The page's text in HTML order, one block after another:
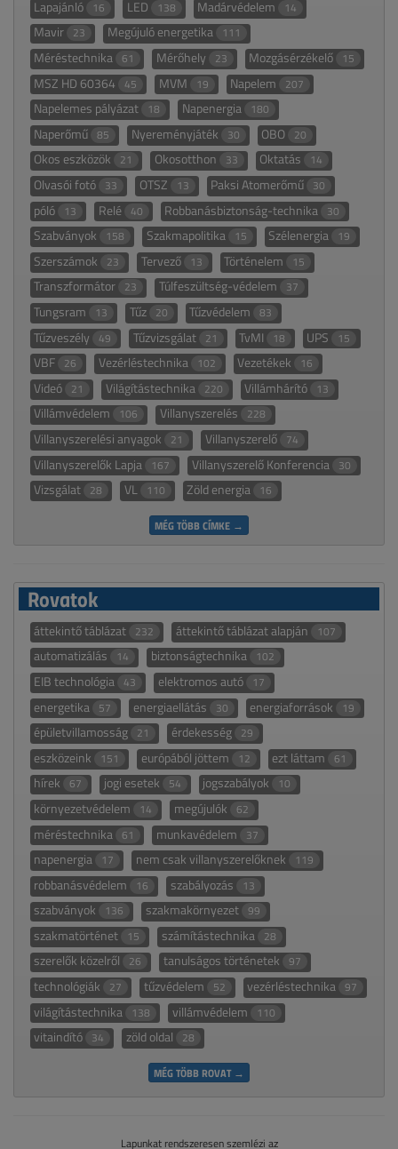
Lapajánló 16 LED 138 Madárvédelem 14
Mavir 23 Megújuló energetika 111
Méréstechnika 61 Mérőhely 23 Mozgásérzékelő 15
MSZ HD 60364 45 MVM 19 Napelem 207
Napelemes pályázat 18 Napenergia 180
Naperőmű 85 Nyereményjáték 30 OBO 20
Okos eszközök 21 Okosotthon 33 Oktatás 14
Olvasói fotó 33 OTSZ 13 Paksi Atomerőmű 30
póló 13 Relé 40 Robbanásbiztonság-technika 30
Szabványok 158 Szakmapolitika 15 Szélenergia 19
Szerszámok 23 Tervező 13 Történelem 15
Transzformátor 23 Túlfeszültség-védelem 37
Tungsram 13 Tűz 20 Tűzvédelem 83
Tűzveszély 49 Tűzvizsgálat 21 TvMI 18 UPS 15
VBF 26 Vezérléstechnika 102 Vezetékek 16
Videó 21 Világítástechnika 220 Villámhárító 13
Villámvédelem 106 Villanyszerelés 228
Villanyszerelési anyagok 21 Villanyszerelő 74
Villanyszerelők Lapja 167 Villanyszerelő Konferencia 30
Vizsgálat 28 VL 110 Zöld energia 16
MÉG TÖBB CÍMKE →
Rovatok
áttekintő táblázat 232 áttekintő táblázat alapján 107
automatizálás 14 biztonságtechnika 102
EIB technológia 43 elektromos autó 17
energetika 57 energiaellátás 30 energiaforrások 19
épületvillamosság 21 érdekesség 29
eszközeink 151 európából jöttem 12 ezt láttam 61
hírek 67 jogi esetek 54 jogszabályok 10
környezetvédelem 14 megújulók 62
méréstechnika 61 munkavédelem 37
napenergia 17 nem csak villanyszerelőknek 119
robbanásvédelem 16 szabályozás 13
szabványok 136 szakmakörnyezet 99
szakmatörténet 15 számítástechnika 28
szerelők közelről 26 tanulságos történetek 97
technológiák 27 tűzvédelem 52 vezérléstechnika 97
világítástechnika 138 villámvédelem 110
vitaindító 34 zöld oldal 28
MÉG TÖBB ROVAT →
Lapunkat rendszeresen szemlézi az